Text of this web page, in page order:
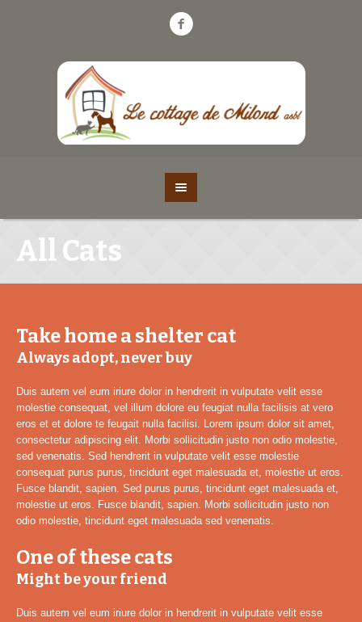
All Cats
Take home a shelter cat
Always adopt, never buy
Duis autem vel eum iriure dolor in hendrerit in vulputate velit esse
molestie consequat, vel illum dolore eu feugiat nulla facilisis at vero
eros et et dolore te feugait nulla facilisi. Lorem ipsum dolor sit amet,
consectetur adipiscing elit. Morbi sollicitudin justo non odio molestie,
sed venenatis. Sed hendrerit in vulputate velit esse molestie
consequat purus purus, tincidunt eget malesuada et, molestie ut eros.
Fusce blandit, sapien. Sed purus purus, tincidunt eget malesuada et,
molestie ut eros. Fusce blandit, sapien. Morbi sollicitudin justo non
odio molestie, tincidunt eget malesuada sed venenatis.
One of these cats
Might be your friend
Duis autem vel eum iriure dolor in hendrerit in vulputate velit esse